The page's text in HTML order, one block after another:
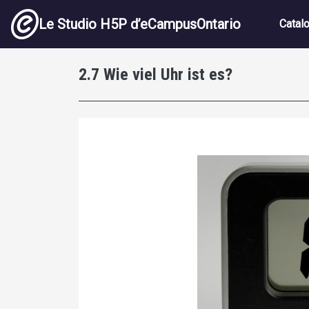
Aller au contenu principal
Le Studio H5P d’eCampusOntario
2.7 Wie viel Uhr ist es?